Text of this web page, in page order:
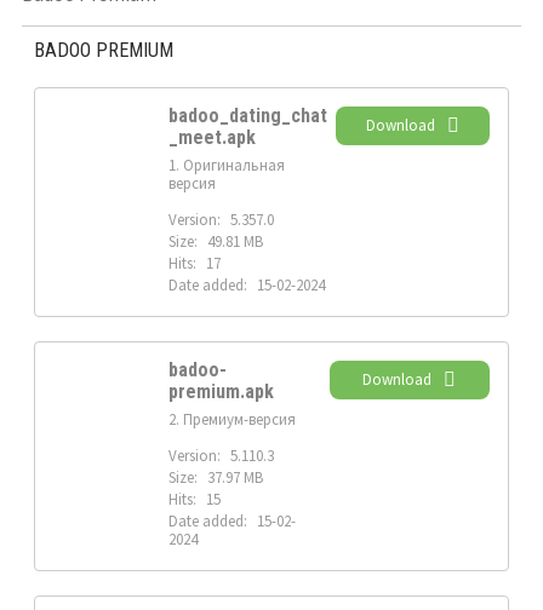
BADOO PREMIUM
badoo_dating_chat
_meet.apk
1. Оригинальная
версия
Version: 5.357.0
Size: 49.81 MB
Hits: 17
Date added: 15-02-2024
Download
badoo-
premium.apk
2. Премиум-версия
Version: 5.110.3
Size: 37.97 MB
Hits: 15
Date added: 15-02-
2024
Download